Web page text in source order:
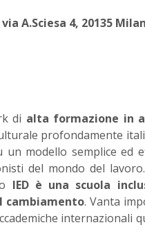
A.Sciesa 4, 20135
di alta formazione in
profondamente
modello semplice ed
del mondo del
IED è una scuola
cambiamento. Vanta
internazionali